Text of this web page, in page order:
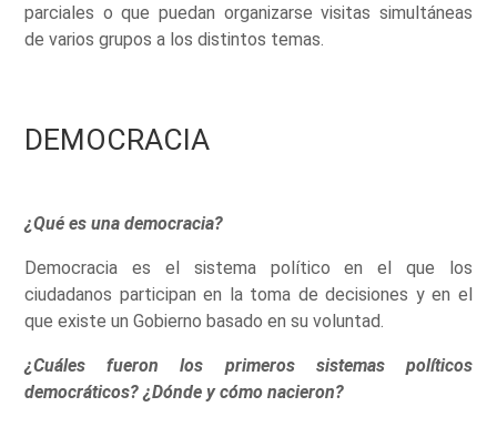
parciales o que puedan organizarse visitas simultáneas
de varios grupos a los distintos temas.
DEMOCRACIA
¿Qué es una democracia?
Democracia es el sistema político en el que los
ciudadanos participan en la toma de decisiones y en el
que existe un Gobierno basado en su voluntad.
¿Cuáles fueron los primeros sistemas políticos
democráticos? ¿Dónde y cómo nacieron?